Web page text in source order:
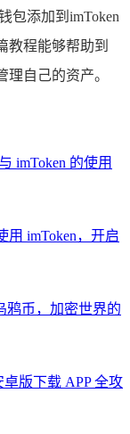
包添加到imToken
教程能够帮助到
自己的资产。
imToken 的使用
用 imToken，开启
鸦币，加密世界的
卓版下载 APP 全攻